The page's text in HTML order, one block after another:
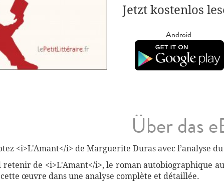
Jetzt kostenlos
Android
Über das
<i>L'Amant</i> de Marguerite Duras avec l’analyse
retenir de <i>L'Amant</i>, le roman autobiographique
œuvre dans une analyse complète et détaillée.